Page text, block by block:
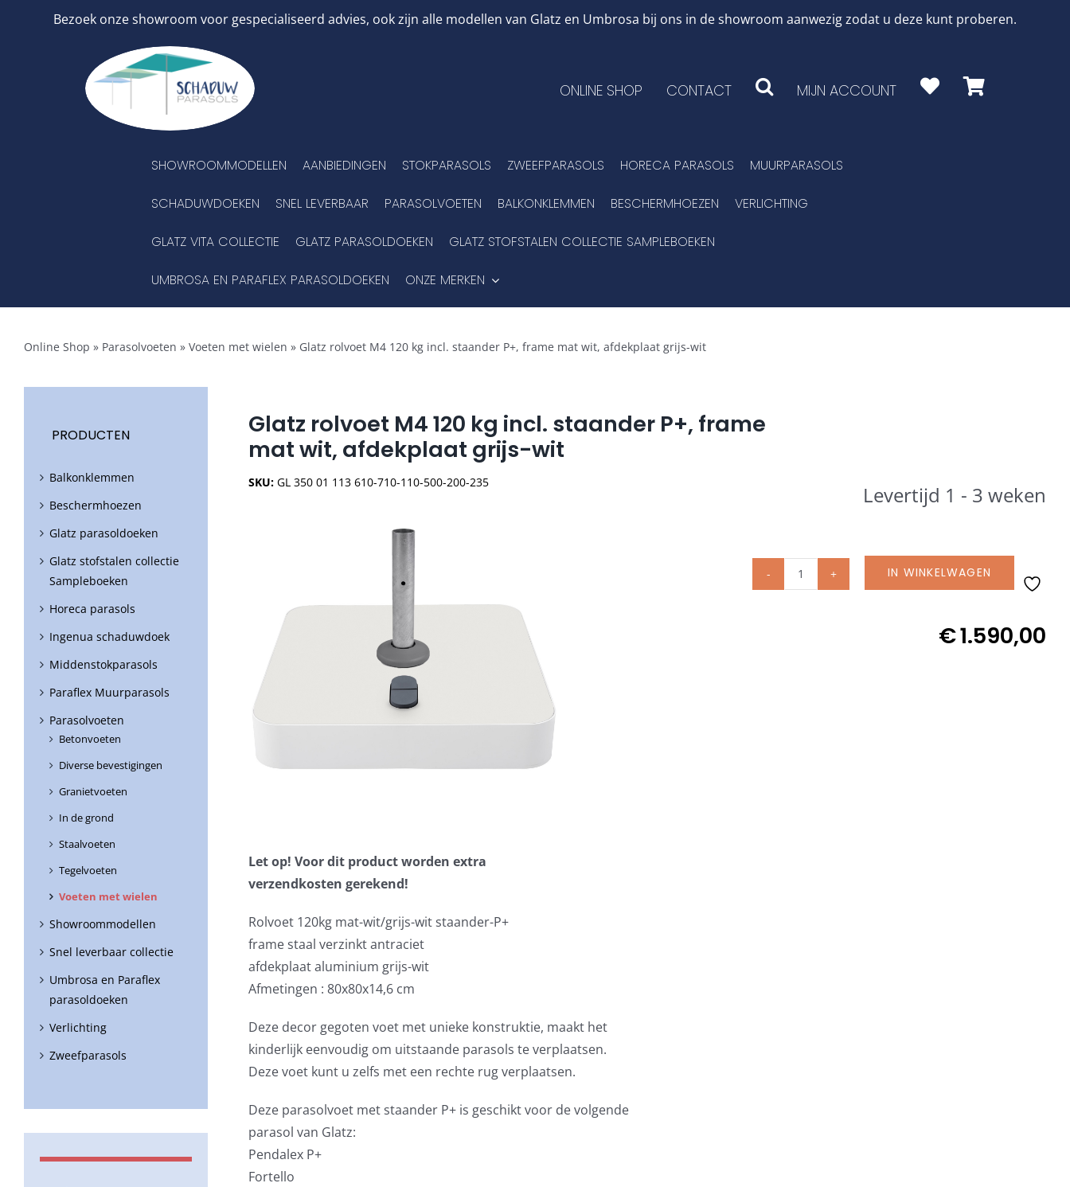
Bezoek onze showroom voor gespecialiseerd advies, ook zijn alle modellen van Glatz en Umbrosa bij ons in de showroom aanwezig zodat u deze kunt proberen.
ONLINE SHOP CONTACT MIJN ACCOUNT
SHOWROOMMODELLEN AANBIEDINGEN STOKPARASOLS ZWEEFPARASOLS HORECA PARASOLS MUURPARASOLS
SCHADUWDOEKEN SNEL LEVERBAAR PARASOLVOETEN BALKONKLEMMEN BESCHERMHOEZEN VERLICHTING
GLATZ VITA COLLECTIE GLATZ PARASOLDOEKEN GLATZ STOFSTALEN COLLECTIE SAMPLEBOEKEN
UMBROSA EN PARAFLEX PARASOLDOEKEN ONZE MERKEN
Online Shop » Parasolvoeten » Voeten met wielen » Glatz rolvoet M4 120 kg incl. staander P+, frame mat wit, afdekplaat grijs-wit
Glatz rolvoet M4 120 kg incl. staander P+, frame
mat wit, afdekplaat grijs-wit
SKU:GL 350 01 113 610-710-110-500-200-235
Let op! Voor dit product worden extra
verzendkosten gerekend!
Levertijd 1 - 3 weken
Glatz
IN WINKELWAGEN
€1.590,00
Rolvoet 120kg mat-wit/grijs-wit staander-P+
frame staal verzinkt antraciet
afdekplaat aluminium grijs-wit
Afmetingen : 80x80x14,6 cm
Deze decor gegoten voet met unieke konstruktie, maakt het
kinderlijk eenvoudig om uitstaande parasols te verplaatsen.
Deze voet kunt u zelfs met een rechte rug verplaatsen.
Deze parasolvoet met staander P+ is geschikt voor de volgende
parasol van Glatz:
Pendalex P+
Fortello
PRODUCTEN
Balkonklemmen
Beschermhoezen
Glatz parasoldoeken
Glatz stofstalen collectie
Sampleboeken
Horeca parasols
Ingenua schaduwdoek
Middenstokparasols
Paraflex Muurparasols
Parasolvoeten
Betonvoeten
Diverse bevestigingen
Granietvoeten
In de grond
Staalvoeten
Tegelvoeten
Voeten met wielen
Showroommodellen
Snel leverbaar collectie
Umbrosa en Paraflex
parasoldoeken
Verlichting
Zweefparasols